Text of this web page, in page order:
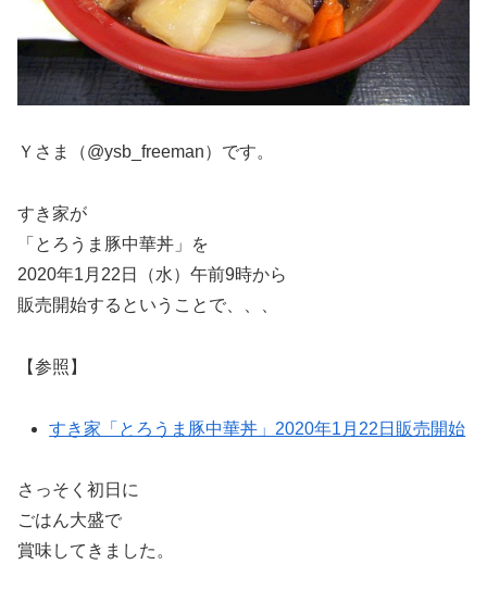
Ｙさま（@ysb_freeman）です。
すき家が
「とろうま豚中華丼」を
2020年1月22日（水）午前9時から
販売開始するということで、、、
【参照】
すき家「とろうま豚中華丼」2020年1月22日販売開始
さっそく初日に
ごはん大盛で
賞味してきました。